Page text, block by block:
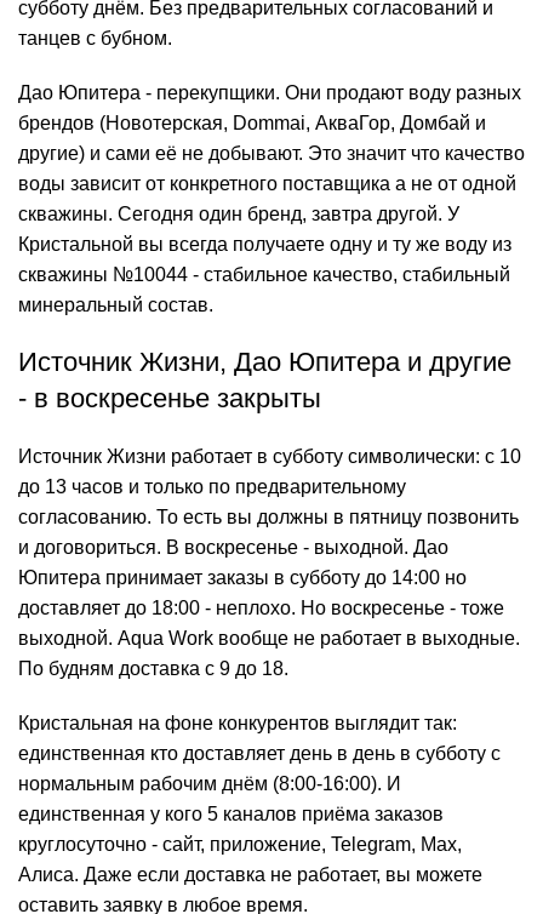
субботу днём. Без предварительных согласований и
танцев с бубном.
Дао Юпитера - перекупщики. Они продают воду разных
брендов (Новотерская, Dommai, АкваГор, Домбай и
другие) и сами её не добывают. Это значит что качество
воды зависит от конкретного поставщика а не от одной
скважины. Сегодня один бренд, завтра другой. У
Кристальной вы всегда получаете одну и ту же воду из
скважины №10044 - стабильное качество, стабильный
минеральный состав.
Источник Жизни, Дао Юпитера и другие
- в воскресенье закрыты
Источник Жизни работает в субботу символически: с 10
до 13 часов и только по предварительному
согласованию. То есть вы должны в пятницу позвонить
и договориться. В воскресенье - выходной. Дао
Юпитера принимает заказы в субботу до 14:00 но
доставляет до 18:00 - неплохо. Но воскресенье - тоже
выходной. Aqua Work вообще не работает в выходные.
По будням доставка с 9 до 18.
Кристальная на фоне конкурентов выглядит так:
единственная кто доставляет день в день в субботу с
нормальным рабочим днём (8:00-16:00). И
единственная у кого 5 каналов приёма заказов
круглосуточно - сайт, приложение, Telegram, Max,
Алиса. Даже если доставка не работает, вы можете
оставить заявку в любое время.